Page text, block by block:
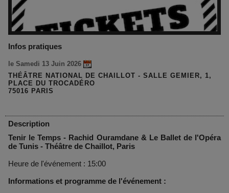
Infos pratiques
le Samedi 13 Juin 2026
THÉÂTRE NATIONAL DE CHAILLOT - SALLE GEMIER, 1,
PLACE DU TROCADÉRO
75016 PARIS
Description
Tenir le Temps - Rachid Ouramdane & Le Ballet de l'Opéra
de Tunis - Théâtre de Chaillot, Paris
Heure de l'événement : 15:00
Informations et programme de l'événement :